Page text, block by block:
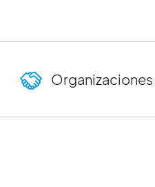
Organizaciones